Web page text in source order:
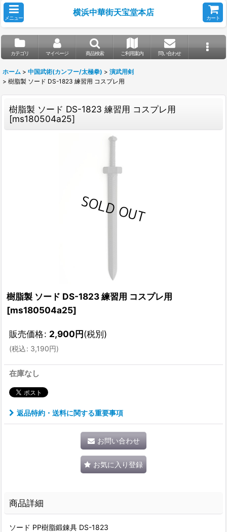
メニュー
横浜中華街天宝堂本店
カート
カテゴリ マイページ 商品検索 ご利用案内 問い合わせ
ホーム > 中国武術(カンフー/太極拳) > 演武用剣
> 樹脂製 ソード DS-1823 練習用 コスプレ用
樹脂製 ソード DS-1823 練習用 コスプレ用
[ms180504a25]
樹脂製 ソード DS-1823 練習用 コスプレ用
[ms180504a25]
販売価格: 2,900円(税別)
(税込: 3,190円)
在庫なし
返品特約・送料に関する重要事項
お問い合わせ
お気に入り登録
商品詳細
ソード PP樹脂鍛錬具 DS-1823